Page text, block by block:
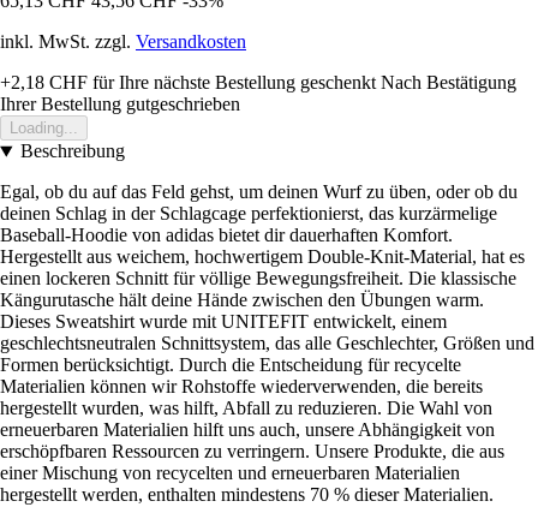
inkl. MwSt. zzgl. Versandkosten
+2,18 CHF für Ihre nächste Bestellung geschenkt Nach Bestätigung
Ihrer Bestellung gutgeschrieben
Loading...
Beschreibung
Egal, ob du auf das Feld gehst, um deinen Wurf zu üben, oder ob du
deinen Schlag in der Schlagcage perfektionierst, das kurzärmelige
Baseball-Hoodie von adidas bietet dir dauerhaften Komfort.
Hergestellt aus weichem, hochwertigem Double-Knit-Material, hat es
einen lockeren Schnitt für völlige Bewegungsfreiheit. Die klassische
Kängurutasche hält deine Hände zwischen den Übungen warm.
Dieses Sweatshirt wurde mit UNITEFIT entwickelt, einem
geschlechtsneutralen Schnittsystem, das alle Geschlechter, Größen und
Formen berücksichtigt. Durch die Entscheidung für recycelte
Materialien können wir Rohstoffe wiederverwenden, die bereits
hergestellt wurden, was hilft, Abfall zu reduzieren. Die Wahl von
erneuerbaren Materialien hilft uns auch, unsere Abhängigkeit von
erschöpfbaren Ressourcen zu verringern. Unsere Produkte, die aus
einer Mischung von recycelten und erneuerbaren Materialien
hergestellt werden, enthalten mindestens 70 % dieser Materialien.